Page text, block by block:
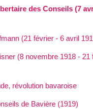
des Conseils (7
(21 février - 6 avril
(8 novembre 1918 - 21
révolution bavaroise
de Bavière (1919)